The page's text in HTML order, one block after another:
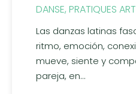
DANSE, PRATIQUES
Las danzas latinas
ritmo, emoción,
mueve, siente y
pareja, en...